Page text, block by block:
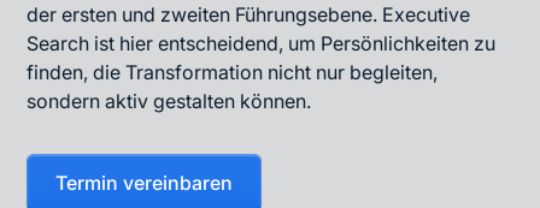
der ersten und zweiten Führungsebene. Executive
Search ist hier entscheidend, um Persönlichkeiten zu
finden, die Transformation nicht nur begleiten,
sondern aktiv gestalten können.
Termin vereinbaren